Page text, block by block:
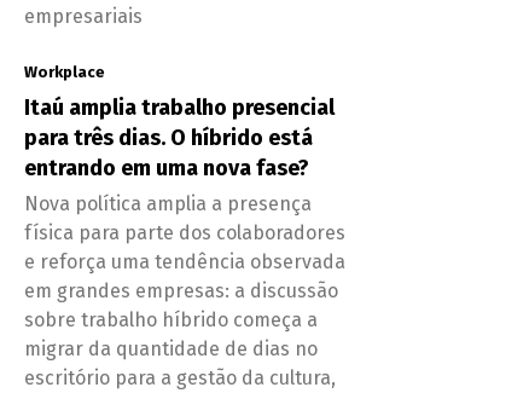
empresariais
Workplace
Itaú amplia trabalho presencial
para três dias. O híbrido está
entrando em uma nova fase?
Nova política amplia a presença
física para parte dos colaboradores
e reforça uma tendência observada
em grandes empresas: a discussão
sobre trabalho híbrido começa a
migrar da quantidade de dias no
escritório para a gestão da cultura,